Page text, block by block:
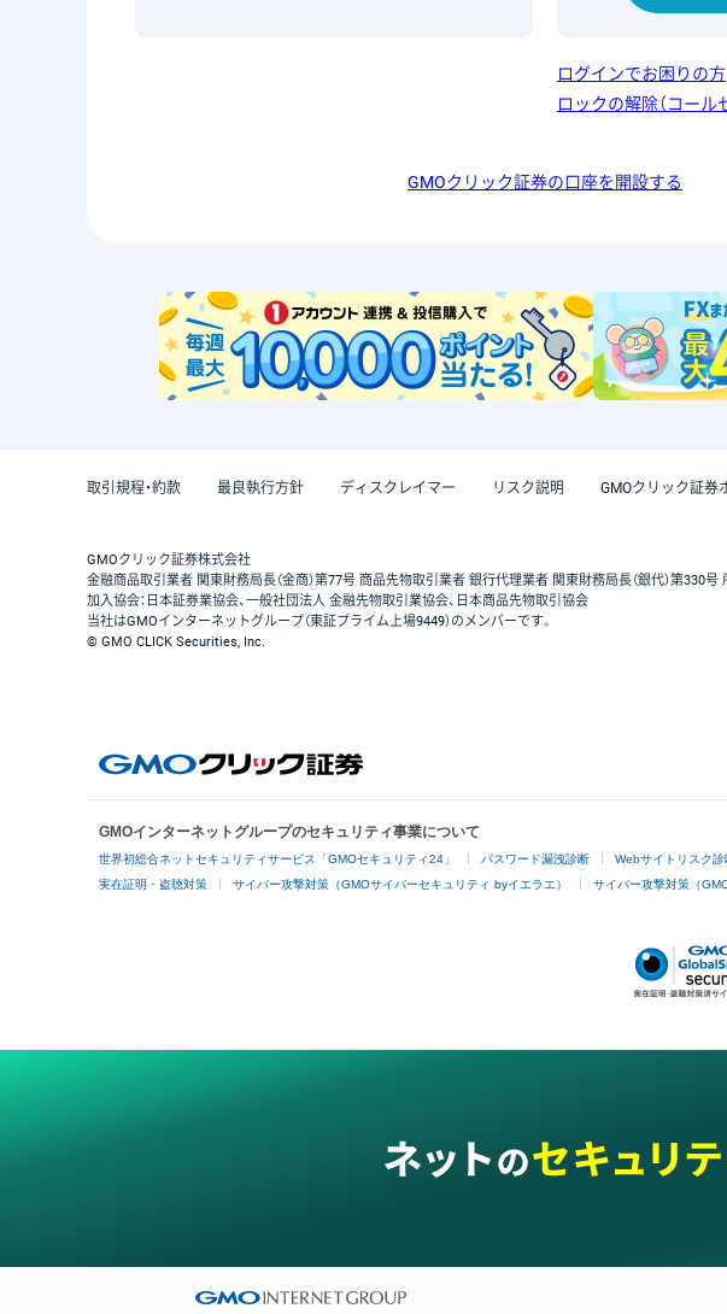
ログインでお困りの方
ロックの解除（コール
GMOクリック証券の口座を開設する
取引規程・約款 最良執行方針 ディスクレイマー リスク説明 GMOクリック証券
GMOクリック証券株式会社
金融商品取引業者 関東財務局長（金商）第77号 商品先物取引業者 銀行代理業者 関東財務局長（銀代）第330
加入協会：日本証券業協会、一般社団法人 金融先物取引業協会、日本商品先物取引協会
当社はGMOインターネットグループ（東証プライム上場9449）のメンバーです。
© GMO CLICK Securities, Inc.
GMOインターネットグループのセキュリティ事業について
世界初総合ネットセキュリティサービス「GMOセキュリティ24」 パスワード漏洩診断 Webサイトリスク診
実在証明・盗聴対策 サイバー攻撃対策（GMOサイバーセキュリティ byイエラエ） サイバー攻撃対策（